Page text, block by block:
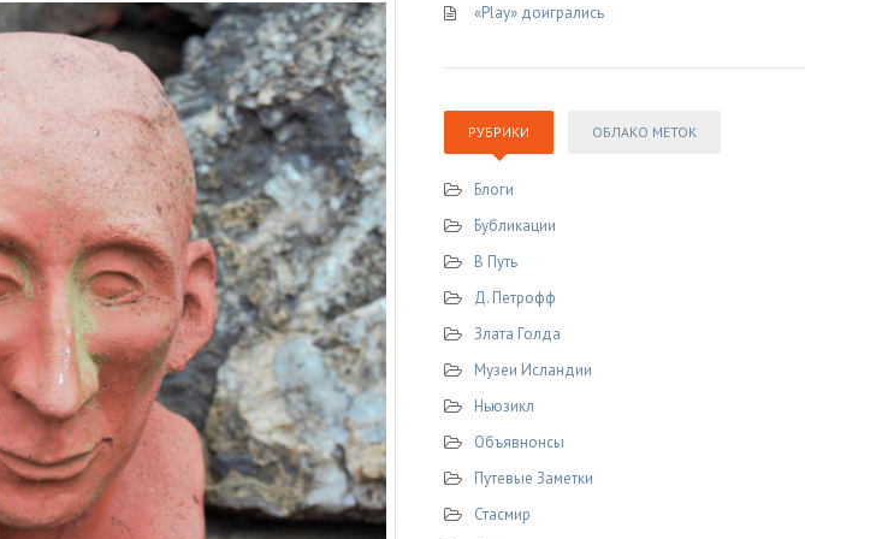
«Play» доигрались
РУБРИКИ ОБЛАКО МЕТОК
Блоги
Бубликации
В Путь
Д. Петрофф
Злата Голда
Музеи Исландии
Ньюзикл
Объявнонсы
Путевые Заметки
Стасмир